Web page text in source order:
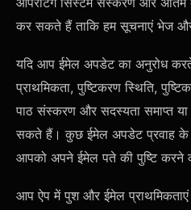
कर सकते हैं ताकि हम सूचनाएं भेज
यदि आप ईमेल अपडेट का अनुरोध
प्राथमिकता, पुष्टिकरण स्थिति,
पाठ संस्करण और सदस्यता समाप्त
सकते हैं। कुछ ईमेल अपडेट प्रवाह
आपको अपने ईमेल पते की पुष्टि करने
आप ऐप में पुश और ईमेल